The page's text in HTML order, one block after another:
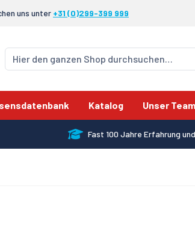
uns unter +31 (0)299-399 999
Katalog Unser Team
Fast 100 Jahre Erfahrung